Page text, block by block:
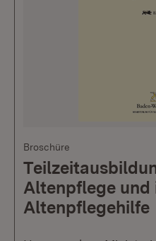
Broschüre
Altenpflege und
Altenpflegehilfe